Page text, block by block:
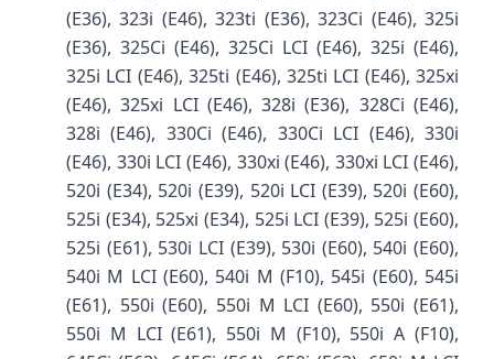
(E36), 323i (E46), 323ti (E36), 323Ci (E46), 325i
(E36), 325Ci (E46), 325Ci LCI (E46), 325i (E46),
325i LCI (E46), 325ti (E46), 325ti LCI (E46), 325xi
(E46), 325xi LCI (E46), 328i (E36), 328Ci (E46),
328i (E46), 330Ci (E46), 330Ci LCI (E46), 330i
(E46), 330i LCI (E46), 330xi (E46), 330xi LCI (E46),
520i (E34), 520i (E39), 520i LCI (E39), 520i (E60),
525i (E34), 525xi (E34), 525i LCI (E39), 525i (E60),
525i (E61), 530i LCI (E39), 530i (E60), 540i (E60),
540i M LCI (E60), 540i M (F10), 545i (E60), 545i
(E61), 550i (E60), 550i M LCI (E60), 550i (E61),
550i M LCI (E61), 550i M (F10), 550i A (F10),